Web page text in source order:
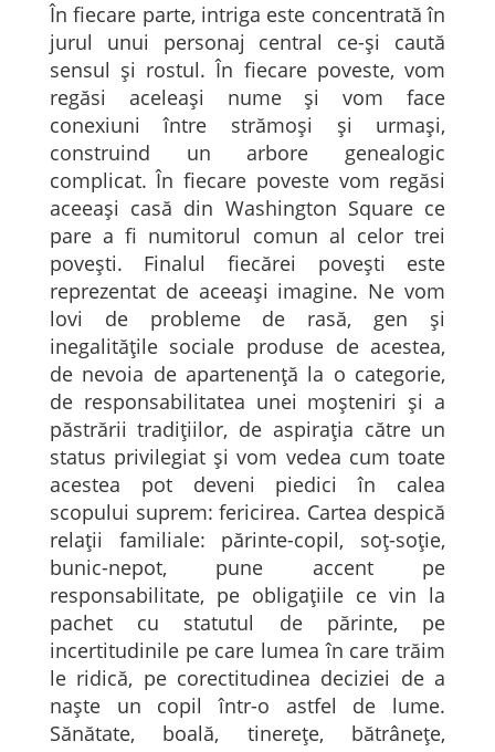
În fiecare parte, intriga este concentrată în
jurul unui personaj central ce-și caută
sensul și rostul. În fiecare poveste, vom
regăsi aceleași nume și vom face
conexiuni între strămoși și urmași,
construind un arbore genealogic
complicat. În fiecare poveste vom regăsi
aceeași casă din Washington Square ce
pare a fi numitorul comun al celor trei
povești. Finalul fiecărei povești este
reprezentat de aceeași imagine. Ne vom
lovi de probleme de rasă, gen și
inegalitățile sociale produse de acestea,
de nevoia de apartenență la o categorie,
de responsabilitatea unei moșteniri și a
păstrării tradițiilor, de aspirația către un
status privilegiat și vom vedea cum toate
acestea pot deveni piedici în calea
scopului suprem: fericirea. Cartea despică
relații familiale: părinte-copil, soț-soție,
bunic-nepot, pune accent pe
responsabilitate, pe obligațiile ce vin la
pachet cu statutul de părinte, pe
incertitudinile pe care lumea în care trăim
le ridică, pe corectitudinea deciziei de a
naște un copil într-o astfel de lume.
Sănătate, boală, tinerețe, bătrânețe,